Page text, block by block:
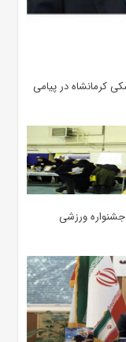
کرمانشاه در پیامی
جشنواره ورزشی